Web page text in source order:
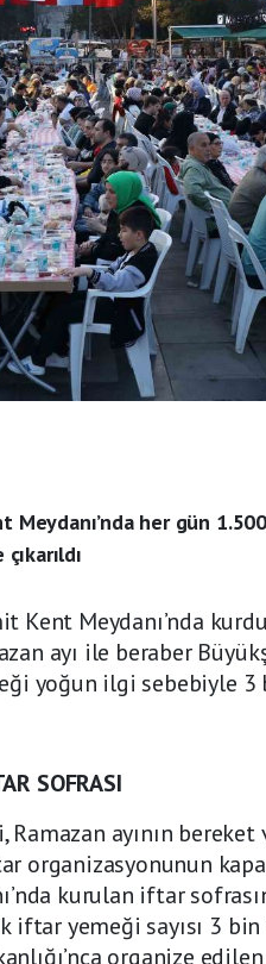
Meydanı’nda her gün
Kent Meydanı’nda
ayı ile beraber
yoğun ilgi sebebiyle 3
SOFRASI
Ramazan ayının
organizasyonunun
kurulan iftar
yemeği sayısı 3 bin
organize